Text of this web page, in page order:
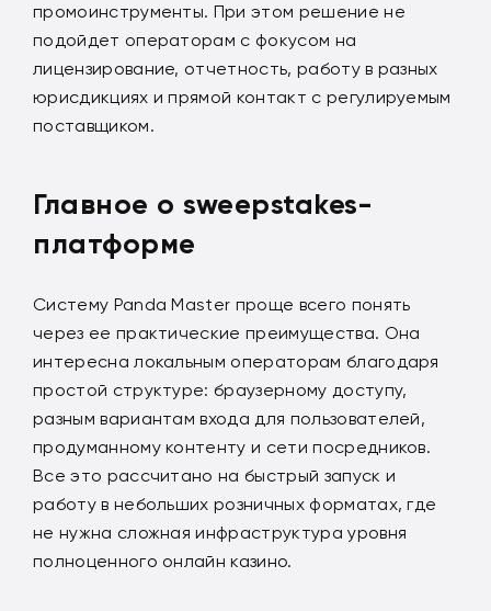
промоинструменты. При этом решение не
подойдет операторам с фокусом на
лицензирование, отчетность, работу в разных
юрисдикциях и прямой контакт с регулируемым
поставщиком.
Главное о sweepstakes-
платформе
Систему Panda Master проще всего понять
через ее практические преимущества. Она
интересна локальным операторам благодаря
простой структуре: браузерному доступу,
разным вариантам входа для пользователей,
продуманному контенту и сети посредников.
Все это рассчитано на быстрый запуск и
работу в небольших розничных форматах, где
не нужна сложная инфраструктура уровня
полноценного онлайн казино.